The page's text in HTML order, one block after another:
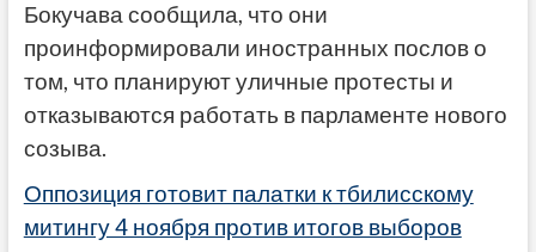
Бокучава сообщила, что они
проинформировали иностранных послов о
том, что планируют уличные протесты и
отказываются работать в парламенте нового
созыва.
Оппозиция готовит палатки к тбилисскому
митингу 4 ноября против итогов выборов